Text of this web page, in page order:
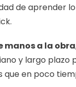
de aprender
manos a la obra
y largo plazo
que en poco